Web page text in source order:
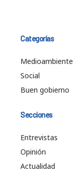
Categorías
Medioambiente
Social
Buen gobierno
Secciones
Entrevistas
Opinión
Actualidad